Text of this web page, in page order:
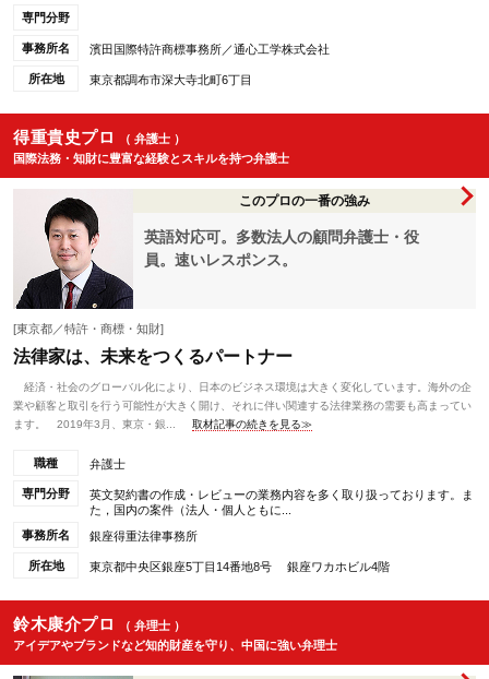
専門分野
事務所名 濱田国際特許商標事務所／通心工学株式会社
所在地 東京都調布市深大寺北町6丁目
得重貴史プロ
（ 弁護士 ）
国際法務・知財に豊富な経験とスキルを持つ弁護士
このプロの一番の強み
英語対応可。多数法人の顧問弁護士・役
員。速いレスポンス。
[東京都／特許・商標・知財]
法律家は、未来をつくるパートナー
経済・社会のグローバル化により、日本のビジネス環境は大きく変化しています。海外の企
業や顧客と取引を行う可能性が大きく開け、それに伴い関連する法律業務の需要も高まってい
ます。 2019年3月、東京・銀...
取材記事の続きを見る≫
職種 弁護士
専門分野
英文契約書の作成・レビューの業務内容を多く取り扱っております。ま
た，国内の案件（法人・個人ともに...
事務所名
銀座得重法律事務所
所在地 東京都中央区銀座5丁目14番地8号 銀座ワカホビル4階
鈴木康介プロ
（ 弁理士 ）
アイデアやブランドなど知的財産を守り、中国に強い弁理士